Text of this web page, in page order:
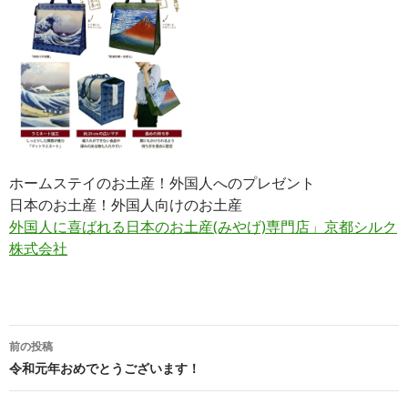
ホームステイのお土産！外国人へのプレゼント
日本のお土産！外国人向けのお土産
外国人に喜ばれる日本のお土産(みやげ)専門店」京都シルク
株式会社
投稿ナビゲーション
前の投稿
令和元年おめでとうございます！